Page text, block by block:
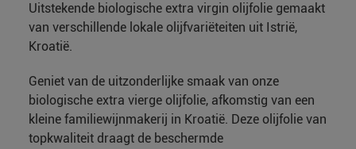
Uitstekende biologische extra virgin olijfolie gemaakt
van verschillende lokale olijfvariëteiten uit Istrië,
Kroatië.
Geniet van de uitzonderlijke smaak van onze
biologische extra vierge olijfolie, afkomstig van een
kleine familiewijnmakerij in Kroatië. Deze olijfolie van
topkwaliteit draagt de beschermde